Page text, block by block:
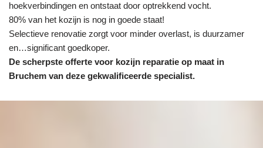
hoekverbindingen en ontstaat door optrekkend vocht.
80% van het kozijn is nog in goede staat!
Selectieve renovatie zorgt voor minder overlast, is duurzamer
en…significant goedkoper.
De scherpste offerte voor kozijn reparatie op maat in
Bruchem van deze gekwalificeerde specialist.